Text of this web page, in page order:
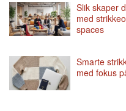
Slik skaper
med
spaces
Smarte
med fokus